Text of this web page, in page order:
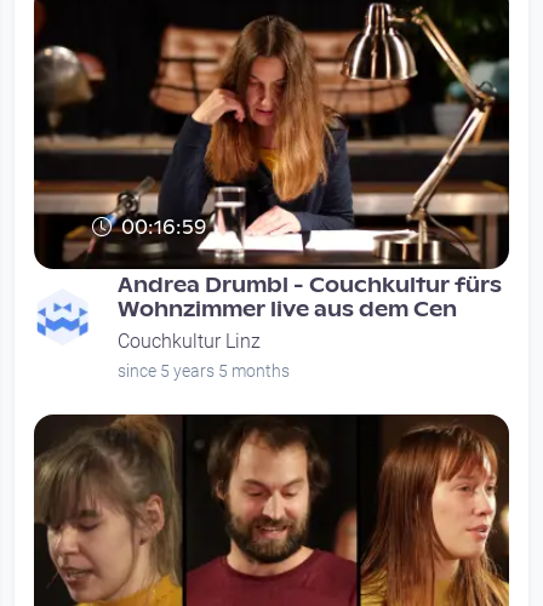
00:16:59
Andrea Drumbl - Couchkultur fürs
Wohnzimmer live aus dem Cen
Couchkultur Linz
since 5 years 5 months